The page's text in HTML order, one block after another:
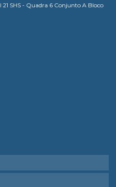
21 SHS - Quadra 6 Conjunto A Bloco